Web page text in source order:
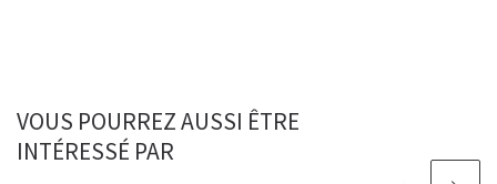
VOUS POURREZ AUSSI ÊTRE
INTÉRESSÉ PAR